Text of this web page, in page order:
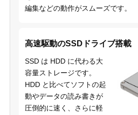
編集などの動作がスムーズです。
高速駆動のSSDドライブ搭載
SSD は HDD に代わる大
容量ストレージです。
HDD と比べてソフトの起
動やデータの読み書きが
圧倒的に速く、さらに軽